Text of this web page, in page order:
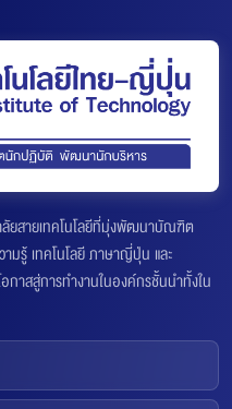
ยสายเทคโนโลยีที่มุ่งพัฒนาบัณฑิต
รู้ เทคโนโลยี ภาษาญี่ปุ่น และ
าสสู่การทำงานในองค์กรชั้นนำทั้งใน